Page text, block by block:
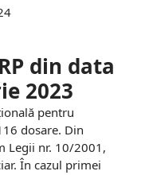
din data
2023
pentru
dosare. Din
Legii nr. 10/2001,
În cazul primei